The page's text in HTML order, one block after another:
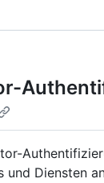
und Diensten